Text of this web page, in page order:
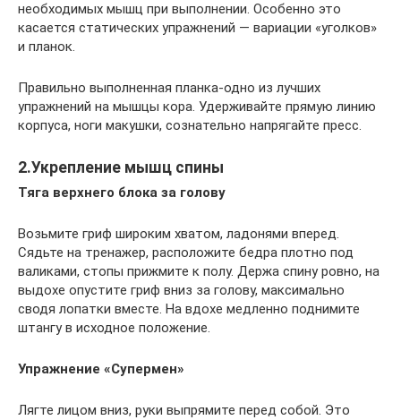
необходимых мышц при выполнении. Особенно это
касается статических упражнений — вариации «уголков»
и планок.
Правильно выполненная планка-одно из лучших
упражнений на мышцы кора. Удерживайте прямую линию
корпуса, ноги макушки, сознательно напрягайте пресс.
2.Укрепление мышц спины
Тяга верхнего блока за голову
Возьмите гриф широким хватом, ладонями вперед.
Сядьте на тренажер, расположите бедра плотно под
валиками, стопы прижмите к полу. Держа спину ровно, на
выдохе опустите гриф вниз за голову, максимально
сводя лопатки вместе. На вдохе медленно поднимите
штангу в исходное положение.
Упражнение «Супермен»
Лягте лицом вниз, руки выпрямите перед собой. Это